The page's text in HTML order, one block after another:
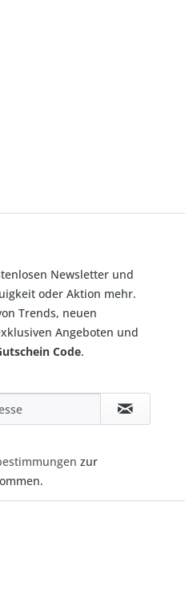
Newsletter und
oder Aktion mehr.
Trends, neuen
Angeboten und
Code.
zur